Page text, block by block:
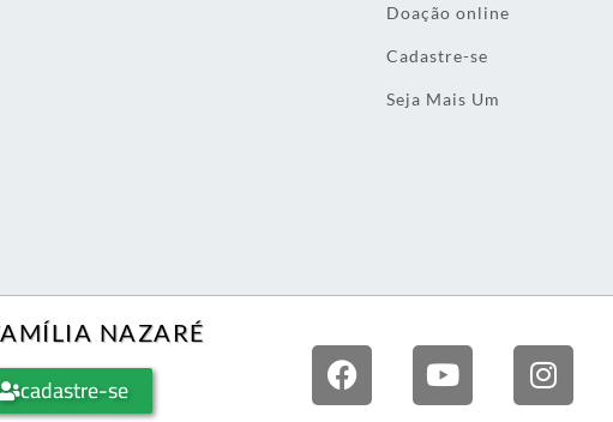
Doação online
Cadastre-se
Seja Mais Um
NAZARÉ
cadastre-se